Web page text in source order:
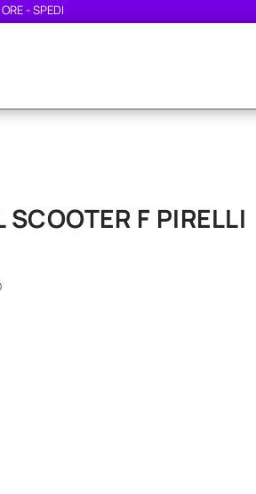
SPEDIZIONE GRATUITA - CONSEGNA 24/48
F PIRELLI